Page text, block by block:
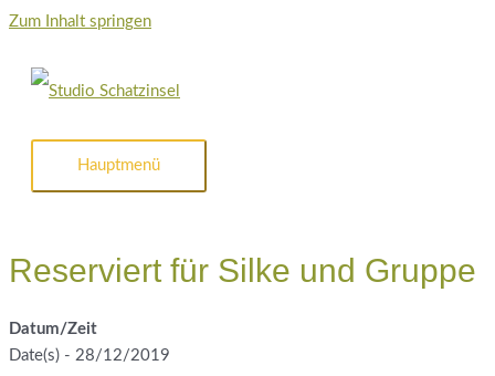
Zum Inhalt springen
Hauptmenü
Reserviert für Silke und Gruppe
Datum/Zeit
Date(s) - 28/12/2019